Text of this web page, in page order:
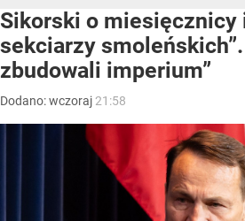
Sikorski o miesięcznicy
sekciarzy
zbudowali imperium”
Dodano:wczoraj 21:58